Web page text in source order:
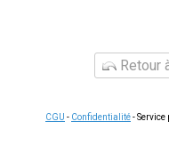
Retour
CGU - Confidentialité- Service